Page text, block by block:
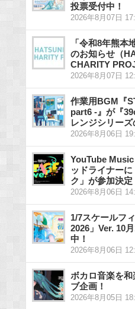
投票受付中！
2026年8月07日
「令和8年熊本
のお知らせ（
CHARITY
2026年8月07日
作業用BGM『
part6 -』が『
レンジシリーズ
2026年8月06日
YouTube
ッドライナー
ク」が参加決定
2026年8月06日
1/7スケールフ
2026」Ver. 10
中！
2026年8月06日
ボカロ音楽を
ブ企画！
2026年8月05日